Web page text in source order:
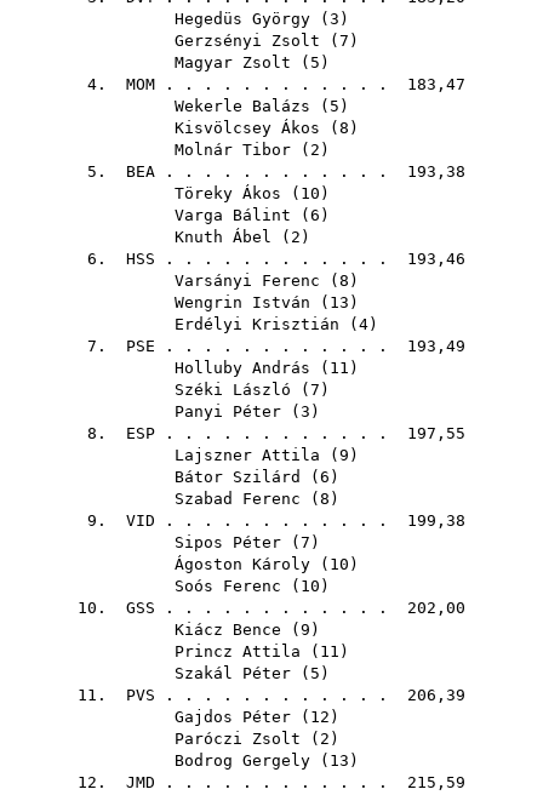
Hegedüs György ( 3 )
Gerzsényi Zsolt ( 7 )
Magyar Zsolt ( 5 )
4. MOM . . . . . . . . . . . . 183,47
Wekerle Balázs ( 5 )
Kisvölcsey Ákos ( 8 )
Molnár Tibor ( 2 )
5. BEA . . . . . . . . . . . . 193,38
Töreky Ákos ( 10 )
Varga Bálint ( 6 )
Knuth Ábel ( 2 )
6. HSS . . . . . . . . . . . . 193,46
Varsányi Ferenc ( 8 )
Wengrin István ( 13 )
Erdélyi Krisztián ( 4)
7. PSE . . . . . . . . . . . . 193,49
Holluby András ( 11 )
Széki László ( 7 )
Panyi Péter ( 3 )
8. ESP . . . . . . . . . . . . 197,55
Lajszner Attila ( 9 )
Bátor Szilárd
( 6 )
Szabad Ferenc ( 8 )
9. VID . . . . . . . . . . . . 199,38
Sipos Péter ( 7 )
Ágoston Károly ( 10 )
Soós Ferenc ( 10 )
10. GSS . . . . . . . . . . . . 202,00
Kiácz Bence ( 9 )
Princz Attila ( 11 )
Szakál Péter ( 5 )
11. PVS . . . . . . . . . . . . 206,39
Gajdos Péter ( 12 )
Paróczi Zsolt ( 2 )
Bodrog Gergely ( 13 )
12. JMD . . . . . . . . . . . . 215,59